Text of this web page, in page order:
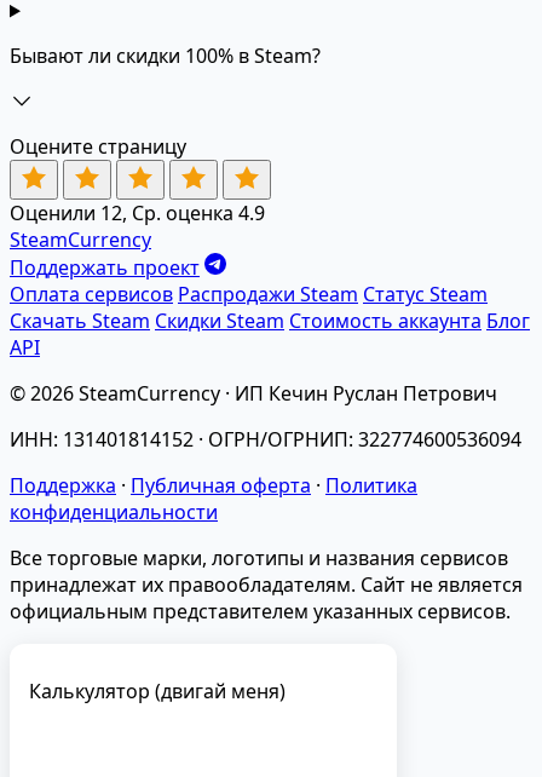
Бывают ли скидки 100% в Steam?
Оцените страницу
Оценили 12, Ср. оценка 4.9
SteamCurrency
Поддержать проект
Оплата сервисов Распродажи Steam Статус Steam
Скачать Steam Скидки Steam Стоимость аккаунта Блог
API
© 2026 SteamCurrency · ИП Кечин Руслан Петрович
ИНН: 131401814152 · ОГРН/ОГРНИП: 322774600536094
Поддержка · Публичная оферта · Политика
конфиденциальности
Все торговые марки, логотипы и названия сервисов
принадлежат их правообладателям. Сайт не является
официальным представителем указанных сервисов.
Калькулятор (двигай меня)